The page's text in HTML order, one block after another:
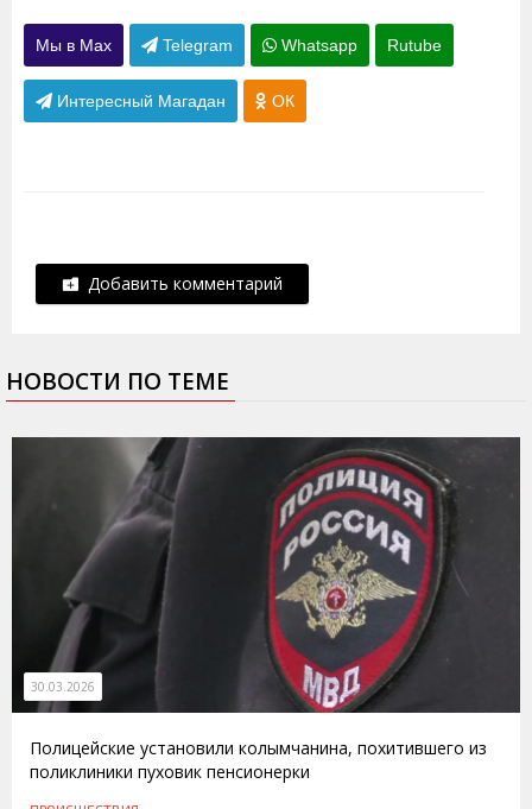
Мы в Max Telegram Whatsapp Rutube
Интересный Магадан ОК
Добавить комментарий
НОВОСТИ ПО ТЕМЕ
30.03.2026
Полицейские установили колымчанина, похитившего из
поликлиники пуховик пенсионерки